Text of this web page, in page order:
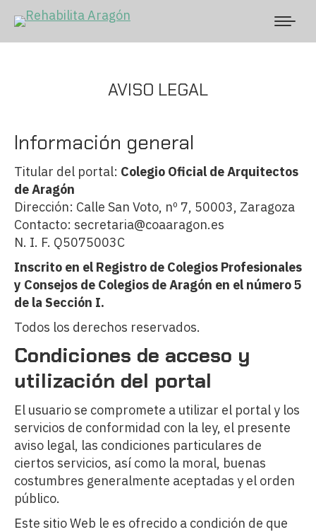
AVISO LEGAL
Información general
Titular del portal: Colegio Oficial de Arquitectos
de Aragón
Dirección: Calle San Voto, nº 7, 50003, Zaragoza
Contacto: secretaria@coaaragon.es
N. I. F. Q5075003C
Inscrito en el Registro de Colegios Profesionales
y Consejos de Colegios de Aragón en el número 5
de la Sección I.
Todos los derechos reservados.
Condiciones de acceso y
utilización del portal
El usuario se compromete a utilizar el portal y los
servicios de conformidad con la ley, el presente
aviso legal, las condiciones particulares de
ciertos servicios, así como la moral, buenas
costumbres generalmente aceptadas y el orden
público.
Este sitio Web le es ofrecido a condición de que